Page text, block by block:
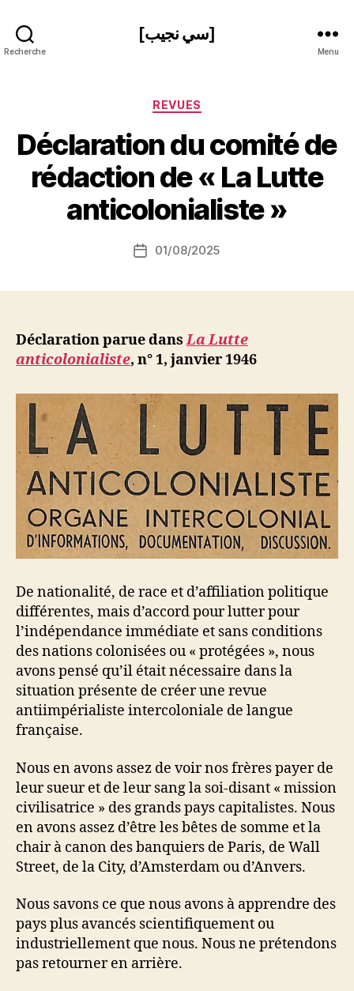
Recherche
[سي نجيب]
Menu
Catégories
REVUES
Déclaration du comité de
rédaction de « La Lutte
anticolonialiste »
Auteur
de
a
r
N
Date01/08/2025
Déclaration parue dansLa Lutte
anticolonialiste, n° 1, janvier 1946
De nationalité, de race et d’affiliation politique
différentes, mais d’accord pour lutter pour
l’indépendance immédiate et sans conditions
des nations colonisées ou « protégées », nous
avons pensé qu’il était nécessaire dans la
situation présente de créer une revue
antiimpérialiste intercoloniale de langue
française.
Nous en avons assez de voir nos frères payer de
leur sueur et de leur sang la soi-disant « mission
civilisatrice » des grands pays capitalistes. Nous
en avons assez d’être les bêtes de somme et la
chair à canon des banquiers de Paris, de Wall
Street, de la City, d’Amsterdam ou d’Anvers.
Nous savons ce que nous avons à apprendre des
pays plus avancés scientifiquement ou
industriellement que nous. Nous ne prétendons
pas retourner en arrière.